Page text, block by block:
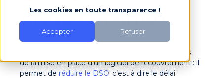
Les cookies en toute transparence !
Accepter Refuser
1. Réduction du DSO
C’est sans doute le premier avantage concret lors
de la mise en place d’un logiciel de recouvrement : il
permet de réduire le DSO, c’est à dire le délai